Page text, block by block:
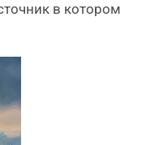
в котором